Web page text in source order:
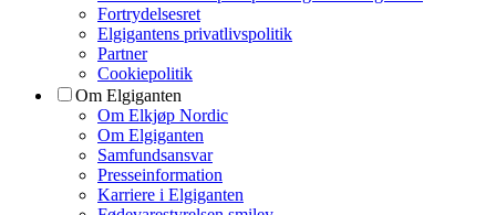
Fortrydelsesret
Elgigantens privatlivspolitik
Partner
Cookiepolitik
Om Elgiganten
Om Elkjøp Nordic
Om Elgiganten
Samfundsansvar
Presseinformation
Karriere i Elgiganten